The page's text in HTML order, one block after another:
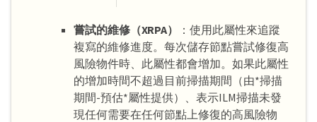
嘗試的維修（XRPA）
：使用此屬性來追蹤
複寫的維修進度。每次儲存節點嘗試修復高
風險物件時、此屬性都會增加。如果此屬性
的增加時間不超過目前掃描期間（由*掃描
期間-預估*屬性提供）、表示ILM掃描未發
現任何需要在任何節點上修復的高風險物